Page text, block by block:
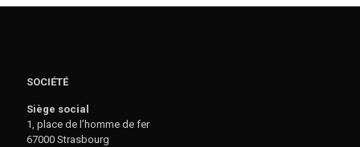
SOCIÉTÉ
Siège social
1, place de l’homme de fer
67000 Strasbourg